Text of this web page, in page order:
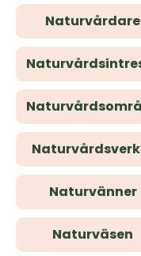
Naturvårdare
Naturvänner
Naturväsen